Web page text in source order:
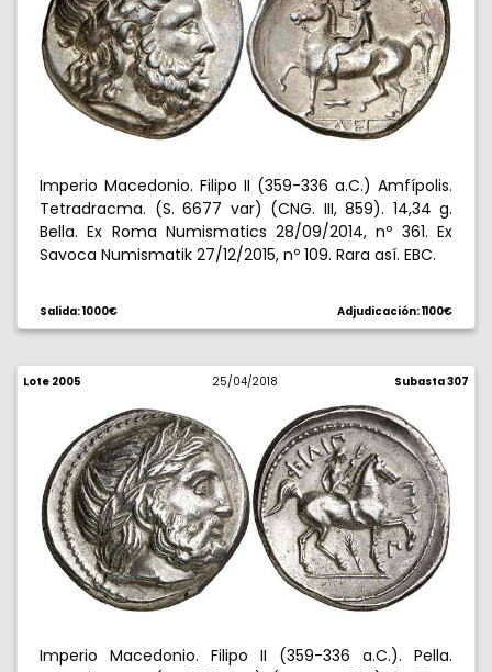
Imperio Macedonio. Filipo II (359-336 a.C.) Amfípolis.
Tetradracma. (S. 6677 var) (CNG. III, 859). 14,34 g.
Bella. Ex Roma Numismatics 28/09/2014, nº 361. Ex
Savoca Numismatik 27/12/2015, nº 109. Rara así. EBC.
Salida: 1000€ Adjudicación: 1100€
Lote 2005 25/04/2018 Subasta 307
Imperio Macedonio. Filipo II (359-336 a.C.). Pella.